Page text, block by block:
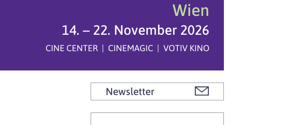
Wien
14. – 22. November 2026
CINE CENTER | CINEMAGIC | VOTIV KINO
Newsletter